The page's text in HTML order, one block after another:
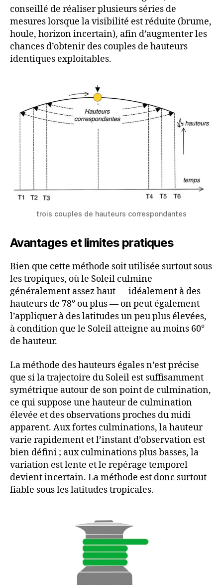
conseillé de réaliser plusieurs séries de
mesures lorsque la visibilité est réduite (brume,
houle, horizon incertain), afin d’augmenter les
chances d’obtenir des couples de hauteurs
identiques exploitables.
trois couples de hauteurs correspondantes
Avantages et limites pratiques
Bien que cette méthode soit utilisée surtout sous
les tropiques, où le Soleil culmine
généralement assez haut — idéalement à des
hauteurs de 78° ou plus — on peut également
l’appliquer à des latitudes un peu plus élevées,
à condition que le Soleil atteigne au moins 60°
de hauteur.
La méthode des hauteurs égales n’est précise
que si la trajectoire du Soleil est suffisamment
symétrique autour de son point de culmination,
ce qui suppose une hauteur de culmination
élevée et des observations proches du midi
apparent. Aux fortes culminations, la hauteur
varie rapidement et l’instant d’observation est
bien défini ; aux culminations plus basses, la
variation est lente et le repérage temporel
devient incertain. La méthode est donc surtout
fiable sous les latitudes tropicales.